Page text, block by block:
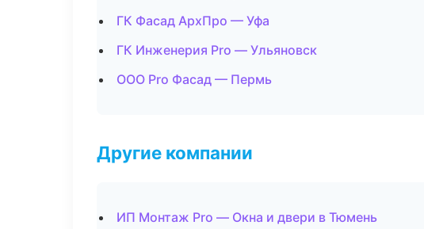
ГК Фасад АрхПро — Уфа
ГК Инженерия Pro — Ульяновск
ООО Pro Фасад — Пермь
Другие компании
ИП Монтаж Pro — Окна и двери в Тюмень